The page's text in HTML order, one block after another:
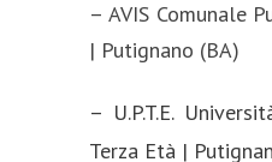
– AVIS Comunale
| Putignano (BA)
– U.P.T.E.
Terza Età |